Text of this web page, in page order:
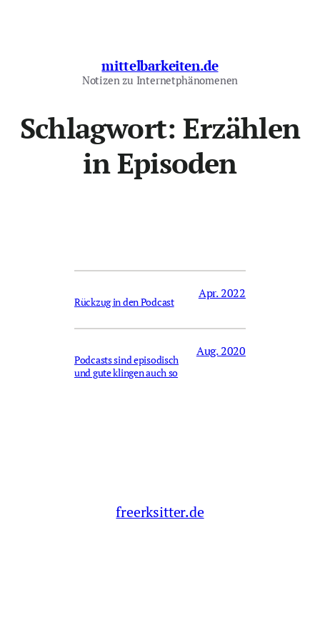
mittelbarkeiten.de
Notizen zu Internetphänomenen
Schlagwort:Erzählen
in Episoden
Rückzug in den Podcast
Apr. 2022
Podcasts sind episodisch
und gute klingen auch so
Aug. 2020
freerksitter.de